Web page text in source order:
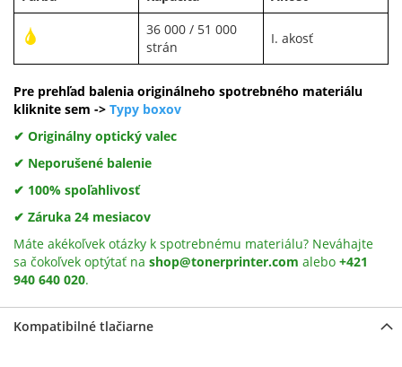
36 000 / 51 000
strán
I. akosť
Pre prehľad balenia originálneho spotrebného materiálu
kliknite sem -> Typy boxov
✔ Originálny optický valec
✔ Neporušené balenie
✔ 100% spoľahlivosť
✔ Záruka 24 mesiacov
Máte akékoľvek otázky k spotrebnému materiálu? Neváhajte
sa čokoľvek optýtať na shop@tonerprinter.com alebo +421
940 640 020.
Kompatibilné tlačiarne